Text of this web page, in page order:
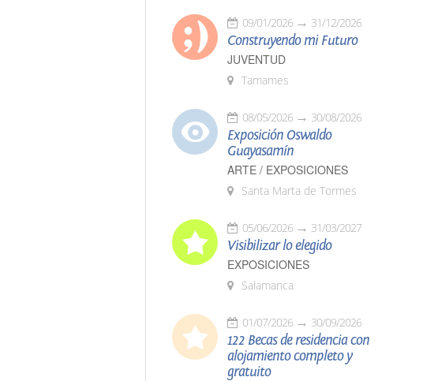
09/01/2026 31/12/2026
Construyendo mi Futuro
JUVENTUD
Tamames
08/05/2026 30/08/2026
Exposición Oswaldo
Guayasamín
ARTE / EXPOSICIONES
Santa Marta de Tormes
05/06/2026 31/03/2027
Visibilizar lo elegido
EXPOSICIONES
Salamanca
01/07/2026 30/09/2026
122 Becas de residencia con
alojamiento completo y
gratuito